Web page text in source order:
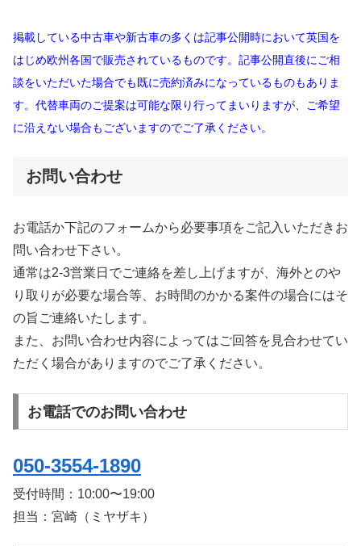
掲載している中古車や新古車の多くは記事公開時において英国を
はじめ欧州各国で販売されているものです。記事公開直後にご相
談をいただいた場合でも既に売約済みになっているものもありま
す。代替車両のご提案は可能な限り行ってまいりますが、ご希望
に沿えない場合もございますのでご了承ください。
お問い合わせ
お電話か下記のフォームから必要事項をご記入いただきお
問い合わせ下さい。
通常は2-3営業日でご連絡を差し上げますが、海外とのや
り取りが必要な場合等、お時間のかかる案件の場合にはそ
の旨ご連絡いたします。
また、お問い合わせ内容によってはご回答を見合わせてい
ただく場合がありますのでご了承ください。
お電話でのお問い合わせ
050-3554-1890
受付時間： 10:00〜19:00
担当：宮崎（ミヤザキ）